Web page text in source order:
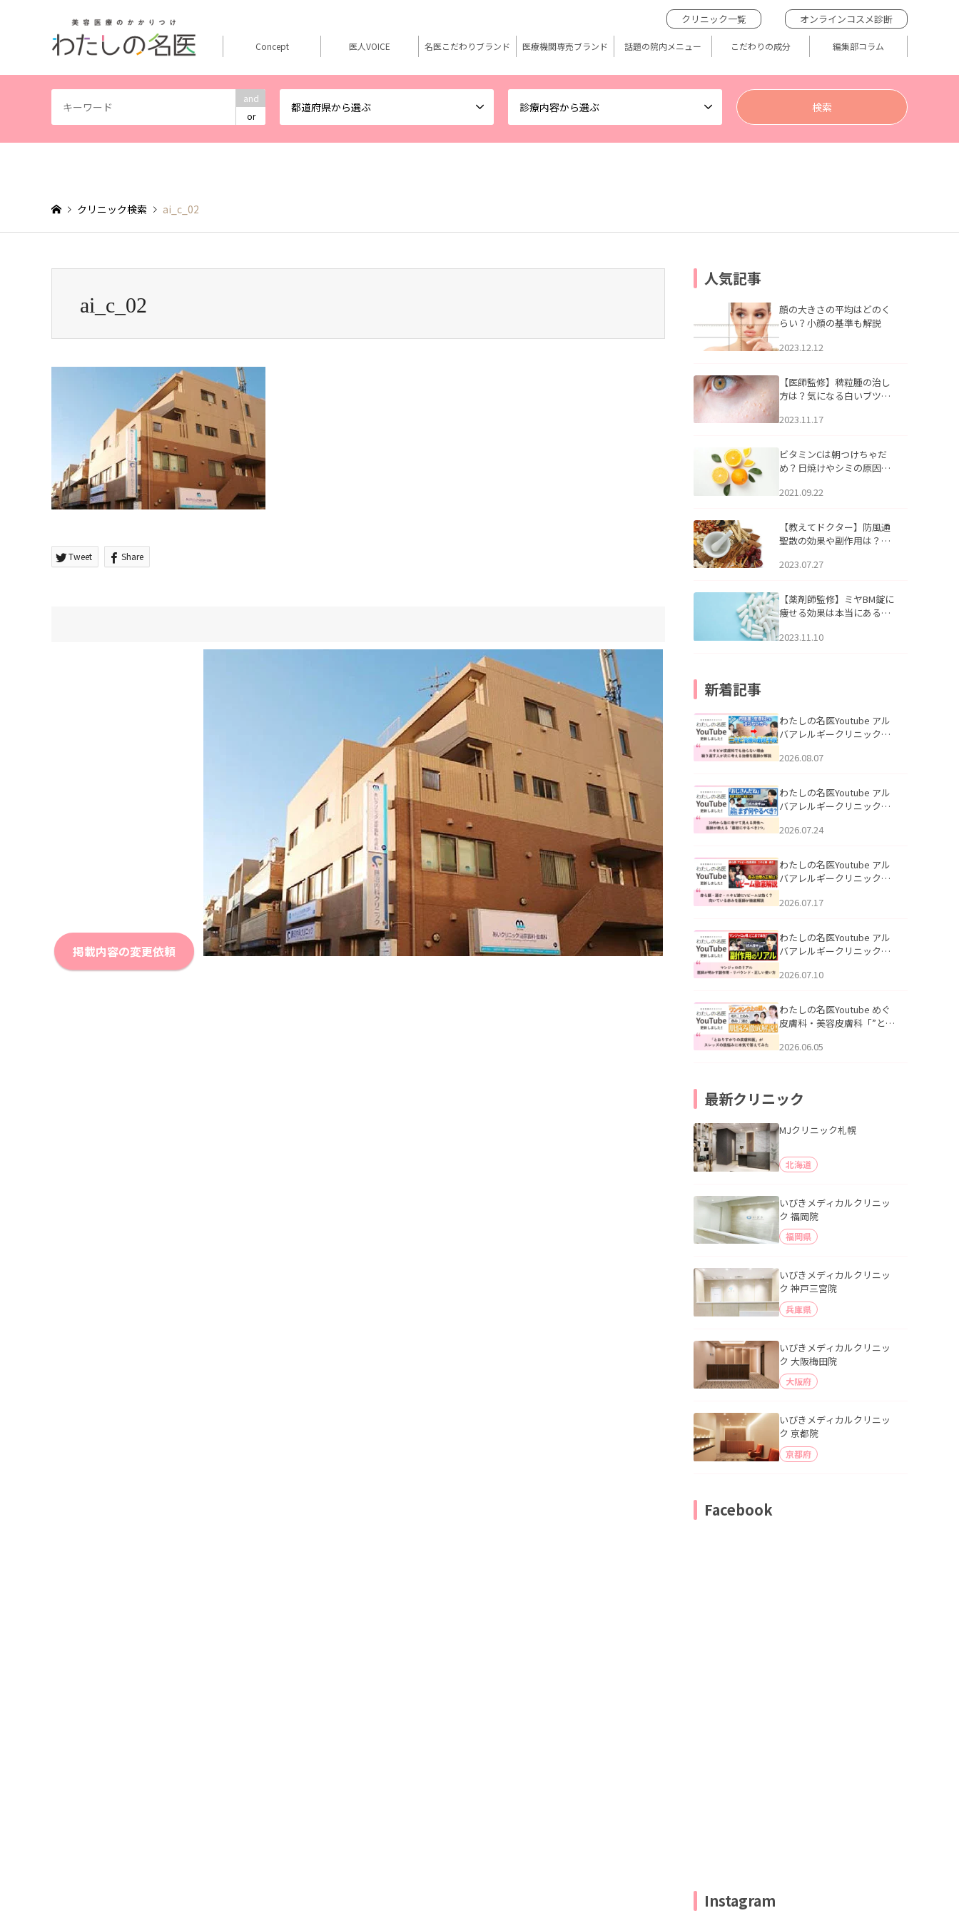
and
or
都道府県から選ぶ 診療内容から選ぶ
クリニック一覧 オンラインコスメ診断
Concept 医人VOICE 名医こだわりブランド 医療機関専売ブランド 話題の院内メニュー こだわりの成分 編集部コラム
クリニック検索 ai_c_02
ai_c_02
Tweet Share
掲載内容の変更依頼
人気記事
顔の大きさの平均はどのく
らい？小顔の基準も解説
2023.12.12
【医師監修】稗粒腫の治し
方は？気になる白いブツブ
アについて
2023.11.17
ビタミンCは朝つけちゃだ
め？日焼けやシミの原因に
2021.09.22
【教えてドクター】防風通
聖散の効果や副作用は？長
2023.07.27
【薬剤師監修】ミヤBM錠に
痩せる効果は本当にある
2023.11.10
新着記事
わたしの名医Youtube アル
バアレルギークリニック札
らない理由｜繰り返す人が
説」を公開いたしました。
2026.08.07
わたしの名医Youtube アル
バアレルギークリニック札
える男性へ｜医師が教える
公開いたしました。
2026.07.24
わたしの名医Youtube アル
バアレルギークリニック札
跡にVビームは効く？向いて
説」を公開いたしました。
2026.07.17
わたしの名医Youtube アル
バアレルギークリニック札
医師が明かす副作用・リバ
公開いたしました。
2026.07.10
わたしの名医Youtube めぐ
皮膚科・美容皮膚科「”とお
ッズの肌悩みに本気で答え
2026.06.05
最新クリニック
MJクリニック札幌
北海道
いびきメディカルクリニッ
ク 福岡院
福岡県
いびきメディカルクリニッ
ク 神戸三宮院
兵庫県
いびきメディカルクリニッ
ク 大阪梅田院
大阪府
いびきメディカルクリニッ
ク 京都院
京都府
Facebook
Instagram